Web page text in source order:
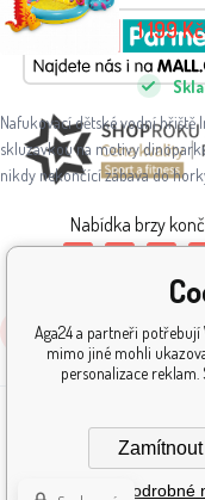
Nafukovací dětské vodní hřiště
skluzavkou na motivy
nikdy nekončící zábava do
1 199Kč
Nabídka brzy
Koupit
© 2026
Tvorba a
Aga24 a partneři potřebují
mimo jiné mohli
personalizace